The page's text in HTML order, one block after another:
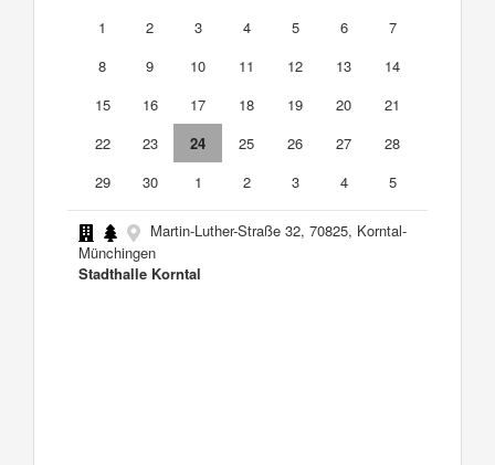
1
2 3 4 5 6
7
8
9 10 11 12 13
14
15
16 17 18 19 20
21
22
23 24 25 26 27
28
29
30 1 2 3 4 5
Martin-Luther-Straße 32, 70825, Korntal-
Münchingen
Stadthalle Korntal